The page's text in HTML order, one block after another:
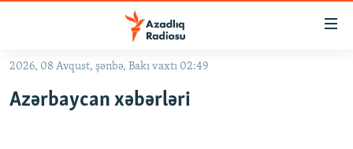
Əsas
qayıt
2026, 08 Avqust, şənbə, Bakı vaxtı 02:49
Azərbaycan xəbərləri